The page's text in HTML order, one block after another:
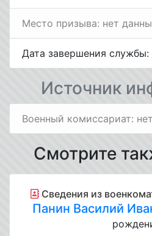
Место призыва: нет
Дата завершения службы:
Источник
Военный комиссариат:
Смотрите
Cведения из
Панин Василий